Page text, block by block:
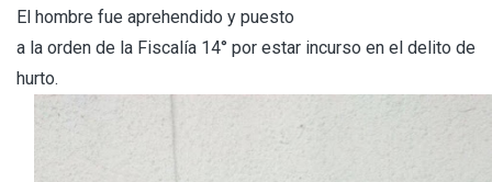
El hombre fue aprehendido y puesto
a la orden de la Fiscalía 14° por estar incurso en el delito de
hurto.